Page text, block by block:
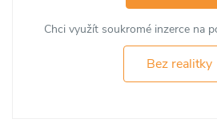
Chci využít soukromé inzerce na
Bez realitky